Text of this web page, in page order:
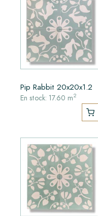
Pip Rabbit 20x20x1.2
En stock: 17.60 m2